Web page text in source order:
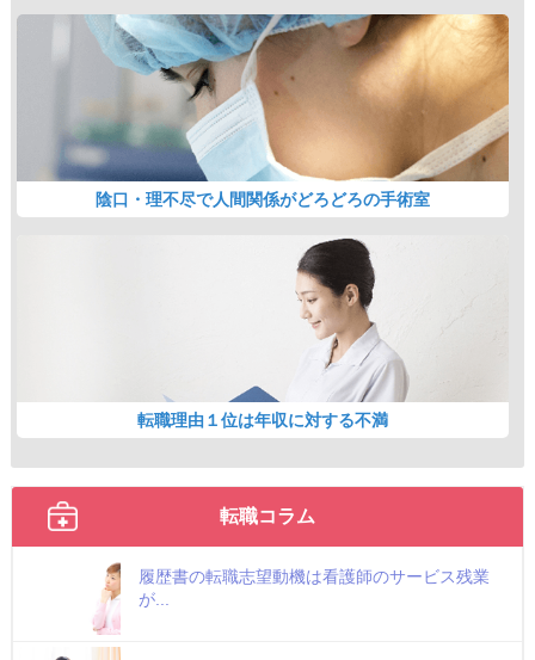
陰口・理不尽で人間関係がどろどろの手術室
転職理由１位は年収に対する不満
転職コラム
履歴書の転職志望動機は看護師のサービス残業
が...